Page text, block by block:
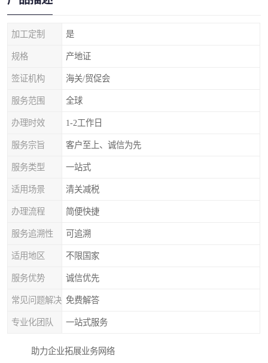
加工定制 是
规格 产地证
签证机构 海关/贸促会
服务范围 全球
办理时效 1-2工作日
服务宗旨 客户至上、诚信为先
服务类型 一站式
适用场景 清关减税
办理流程 简便快捷
服务追溯性 可追溯
适用地区 不限国家
服务优势 诚信优先
常见问题解决 免费解答
专业化团队 一站式服务
助力企业拓展业务网络